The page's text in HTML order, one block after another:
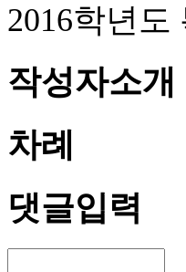
2016학년
작성자소개
차례
댓글입력